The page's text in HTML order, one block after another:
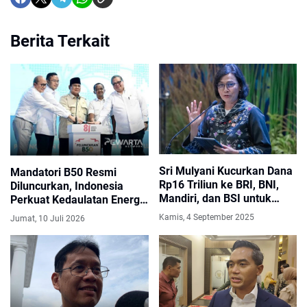
Berita Terkait
Mandatori B50 Resmi
Diluncurkan, Indonesia
Perkuat Kedaulatan Energi
dan Kurangi Impor BBM
Jumat, 10 Juli 2026
Sri Mulyani Kucurkan Dana
Rp16 Triliun ke BRI, BNI,
Mandiri, dan BSI untuk
Kopdes Merah Putih
Kamis, 4 September 2025